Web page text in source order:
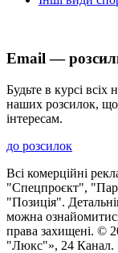
Email —
Будьте в курсі всіх
наших розсилок,
інтересам.
до розсилок
Всі комерційні
"Спецпроєкт",
"Позиція".
можна
права захищені. ©
"Люкс"», 24 Канал.